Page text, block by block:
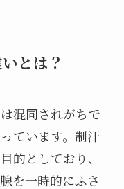
とは？
混同されがちで
ています。制汗
的としており、
を一時的にふさ